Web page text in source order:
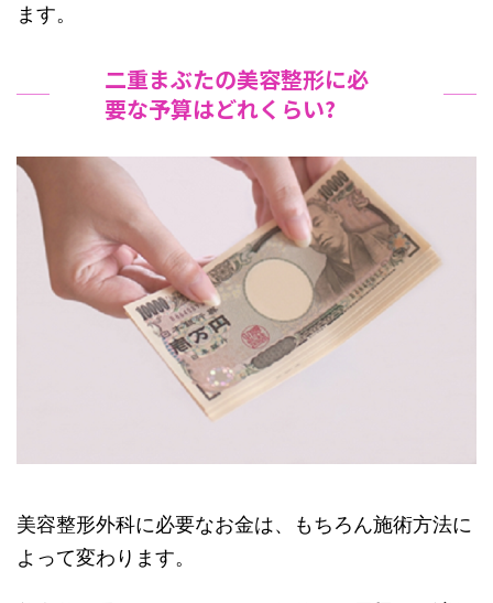
ます。
二重まぶたの美容整形に必
要な予算はどれくらい?
美容整形外科に必要なお金は、もちろん施術方法に
よって変わります。